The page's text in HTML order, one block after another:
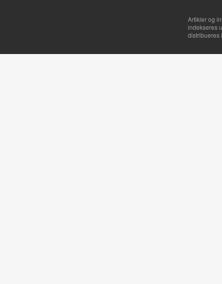
Artikler og
indekseres
distribueres